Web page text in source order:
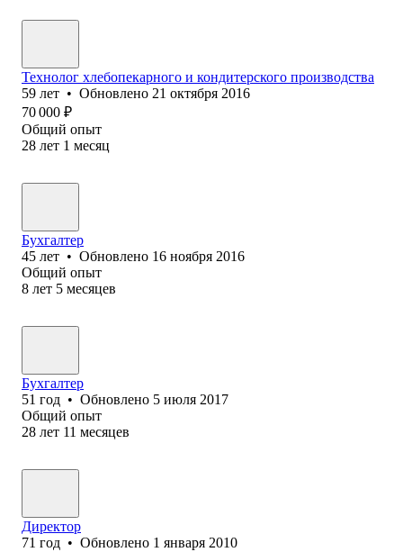
Технолог хлебопекарного и кондитерского производства
59 лет • Обновлено 21 октября 2016
70 000 ₽
Общий опыт
28 лет 1 месяц
Бухгалтер
45 лет • Обновлено 16 ноября 2016
Общий опыт
8 лет 5 месяцев
Бухгалтер
51 год • Обновлено 5 июля 2017
Общий опыт
28 лет 11 месяцев
Директор
71 год • Обновлено 1 января 2010